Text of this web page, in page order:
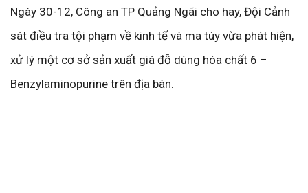
Ngày 30-12, Công an TP Quảng Ngãi cho hay, Đội Cảnh
sát điều tra tội phạm về kinh tế và ma túy vừa phát hiện,
xử lý một cơ sở sản xuất giá đỗ dùng hóa chất 6 –
Benzylaminopurine trên địa bàn.